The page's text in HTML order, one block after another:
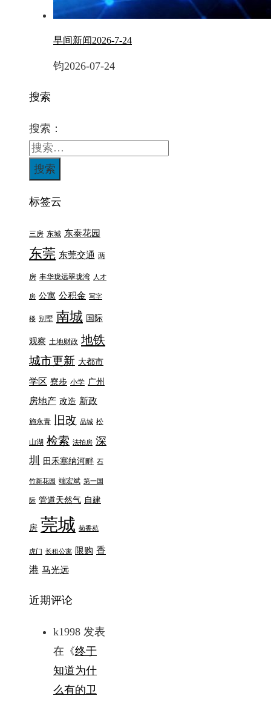
早间新闻2026-7-24
钧2026-07-24
搜索
搜索：
标签云
三房 东城 东泰花园
东莞 东莞交通 两
房 丰华珑远翠珑湾 人才
房 公寓 公积金 写字
楼 别墅 南城 国际
观察 土地财政 地铁
城市更新 大都市
学区 寮步 小学 广州
房地产 改造 新政
施永青 旧改 晶城 松
山湖 检索 法拍房 深
圳
田禾塞纳河畔 石
竹新花园 端宏斌 第一国
际 管道天然气 自建
房 莞城 菊香苑
虎门 长租公寓 限购 香
港 马光远
近期评论
k1998 发表
在《终于
知道为什
么有的卫